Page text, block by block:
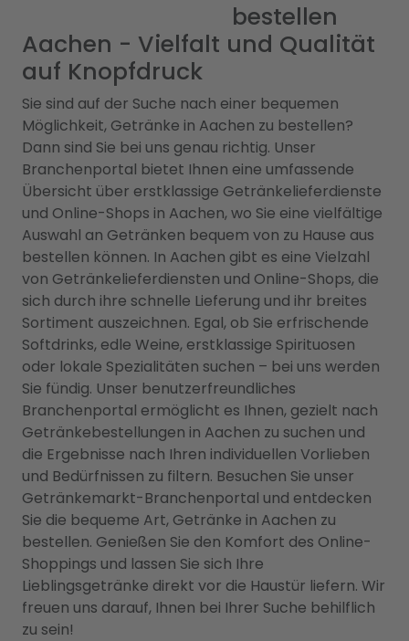
bestellen
Aachen - Vielfalt und Qualität
auf Knopfdruck
Sie sind auf der Suche nach einer bequemen
Möglichkeit, Getränke in Aachen zu bestellen?
Dann sind Sie bei uns genau richtig. Unser
Branchenportal bietet Ihnen eine umfassende
Übersicht über erstklassige Getränkelieferdienste
und Online-Shops in Aachen, wo Sie eine vielfältige
Auswahl an Getränken bequem von zu Hause aus
bestellen können. In Aachen gibt es eine Vielzahl
von Getränkelieferdiensten und Online-Shops, die
sich durch ihre schnelle Lieferung und ihr breites
Sortiment auszeichnen. Egal, ob Sie erfrischende
Softdrinks, edle Weine, erstklassige Spirituosen
oder lokale Spezialitäten suchen – bei uns werden
Sie fündig. Unser benutzerfreundliches
Branchenportal ermöglicht es Ihnen, gezielt nach
Getränkebestellungen in Aachen zu suchen und
die Ergebnisse nach Ihren individuellen Vorlieben
und Bedürfnissen zu filtern. Besuchen Sie unser
Getränkemarkt-Branchenportal und entdecken
Sie die bequeme Art, Getränke in Aachen zu
bestellen. Genießen Sie den Komfort des Online-
Shoppings und lassen Sie sich Ihre
Lieblingsgetränke direkt vor die Haustür liefern. Wir
freuen uns darauf, Ihnen bei Ihrer Suche behilflich
zu sein!